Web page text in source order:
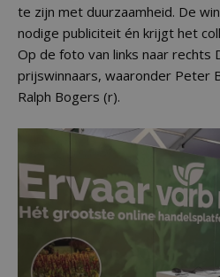
te zijn met duurzaamheid. De
nodige publiciteit én krijgt het
Op de foto van links naar rechts
prijswinnaars, waaronder Peter
Ralph Bogers (r).